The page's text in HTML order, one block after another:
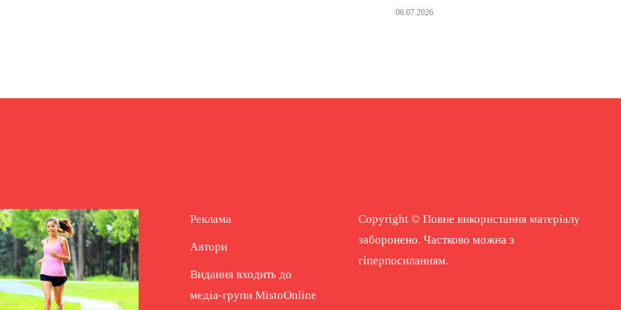
06.07.2026
Реклама
Автори
Видання входить до
медіа-групи MistoOnline
Copyright © Повне використання матеріалу
заборонено. Частково можна з
гіперпосиланням.